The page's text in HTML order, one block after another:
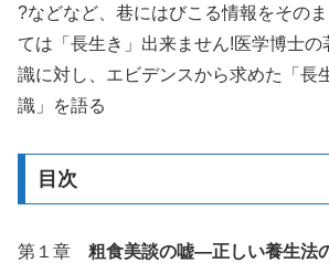
?などなど、巷にはびこる情報をその
ては「長生き」出来ません!医学博士の
識に対し、エビデンスから求めた「長
識」を語る
目次
第１章 粗食美談の嘘―正しい養生法